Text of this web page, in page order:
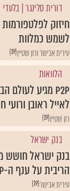
דורית סלינגר| בלעדי
לשמש כמלוות
{19}עירית אבישר ורון שטיין
הלוואות
לאייל ראובן ורועי
{19}רון שטיין
בנק ישראל
בנק ישראל חושש
הריבית על ענף ה-P2P
{19}עירית אבישר